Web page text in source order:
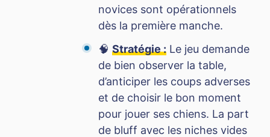
novices sont opérationnels
dès la première manche.
🧠 Stratégie : Le jeu demande
de bien observer la table,
d’anticiper les coups adverses
et de choisir le bon moment
pour jouer ses chiens. La part
de bluff avec les niches vides